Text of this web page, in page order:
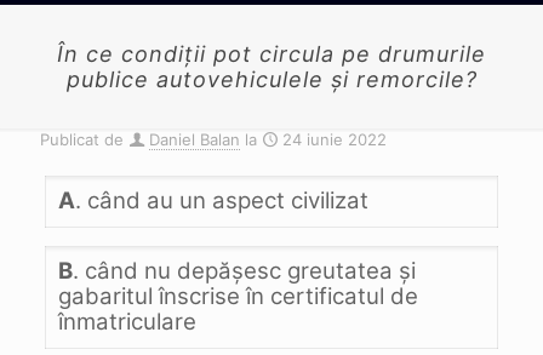
În ce condiţii pot circula pe drumurile
publice autovehiculele şi remorcile?
Publicat de Daniel Balan la 24 iunie 2022
A. când au un aspect civilizat
B. când nu depăşesc greutatea şi
gabaritul înscrise în certificatul de
înmatriculare